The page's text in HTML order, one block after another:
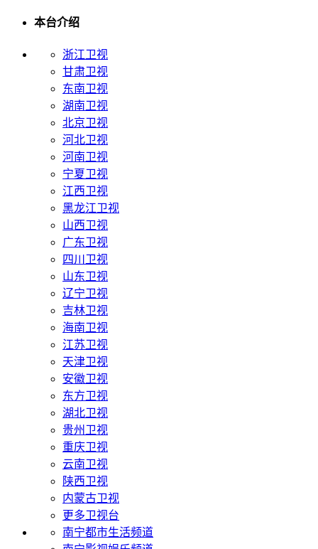
本台介绍
浙江卫视
甘肃卫视
东南卫视
湖南卫视
北京卫视
河北卫视
河南卫视
宁夏卫视
江西卫视
黑龙江卫视
山西卫视
广东卫视
四川卫视
山东卫视
辽宁卫视
吉林卫视
海南卫视
江苏卫视
天津卫视
安徽卫视
东方卫视
湖北卫视
贵州卫视
重庆卫视
云南卫视
陕西卫视
内蒙古卫视
更多卫视台
南宁都市生活频道